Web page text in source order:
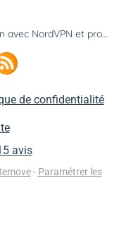
Décrochez la pôle position avec NordVPN et profitez d'une réduction de 69% sur votre abonnement
de confidentialité
- Paramétrer les
avis